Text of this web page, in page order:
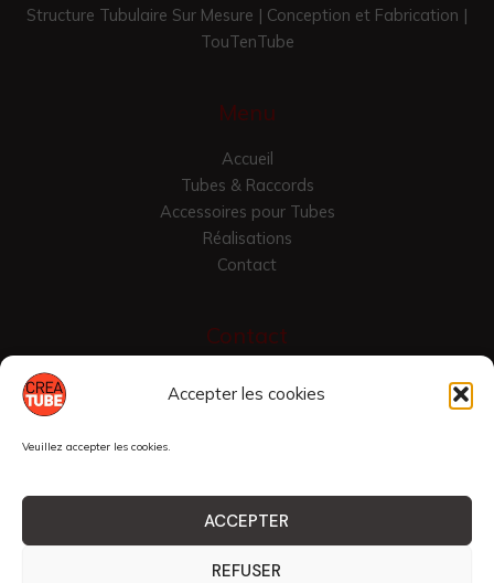
Accepter les cookies
Veuillez accepter les cookies.
ACCEPTER
REFUSER
Structure Tubulaire Sur Mesure | Conception et Fabrication |
TouTenTube
Menu
Accueil
Tubes & Raccords
Accessoires pour Tubes
Réalisations
Contact
Contact
Croix Vallier
42430 Saint-Just-en-Chevalet, France
Copyright © 2026 CRÉATUBE